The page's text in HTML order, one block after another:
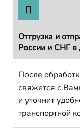
Отгрузка и
России и СНГ в
После
свяжется с
и уточнит
транспортной